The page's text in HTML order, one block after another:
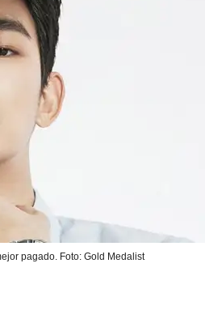
pagado. Foto: Gold Medalist